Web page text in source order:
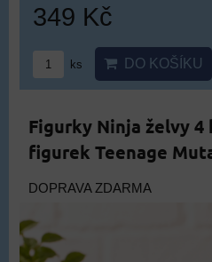
349 Kč
ks DO KOŠÍKU
Figurky Ninja želvy 4
figurek Teenage
DOPRAVA ZDARMA